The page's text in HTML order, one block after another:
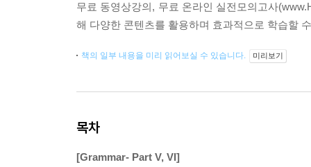
무료 동영상강의, 무료 온라인 실전모의고사
해 다양한 콘텐츠를 활용하며 효과적으로 학습할
책의 일부 내용을 미리 읽어보실 수 있습니다. 미리보기
목차
[Grammar- Part V, VI]